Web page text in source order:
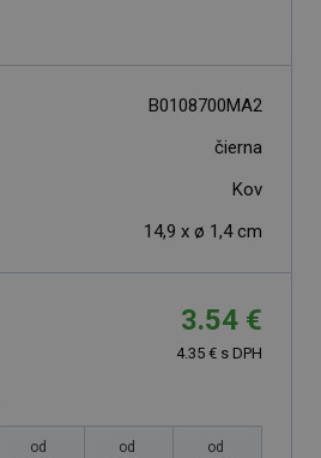
B0108700MA2
čierna
Kov
14,9 x ø 1,4 cm
3.54 €
4.35 € s DPH
od
od
od